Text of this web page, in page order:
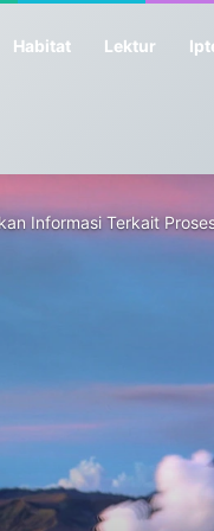
Habitat Lektur
Informasi Terkait